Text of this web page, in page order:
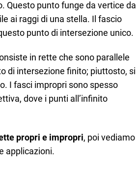
Questo punto funge da vertice da
ai raggi di una stella. Il fascio
punto di intersezione unico.
in rette che sono parallele
di intersezione finito; piuttosto, si
I fasci impropri sono spesso
dove i punti all’infinito
propri e impropri, poi vediamo
applicazioni.